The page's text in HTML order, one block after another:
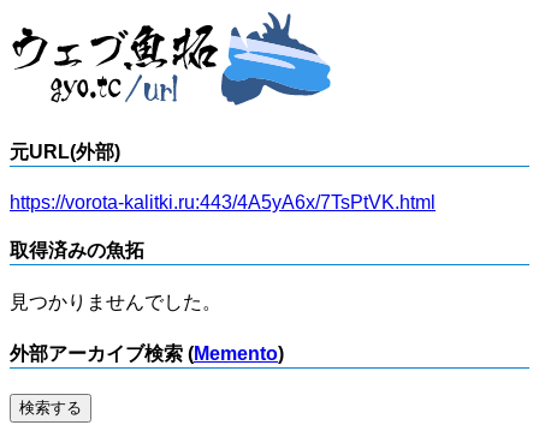
元URL(外部)
https://vorota-kalitki.ru:443/4A5yA6x/7TsPtVK.html
取得済みの魚拓
見つかりませんでした。
外部アーカイブ検索 (Memento)
検索する